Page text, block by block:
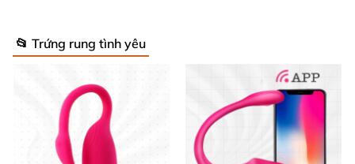
Máy mát xa điểm G Lelo Tiani 2 kích thích mạnh mẽ, quyến rũ
Thiết kế sang trọng, tiện lợi và chất liệu
siêu mềm mại 💎
📂 Trứng rung tình yêu